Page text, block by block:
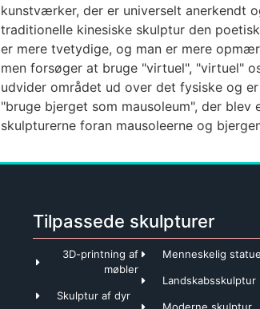
kunstværker, der er universelt anerkendt
traditionelle kinesiske skulptur den
er mere tvetydige, og man er mere
men forsøger at bruge "virtuel", "virtuel"
udvider området ud over det fysiske og
"bruge bjerget som mausoleum", der blev
skulpturerne foran mausoleerne og
Tilpassede skulpturer
3D-printning af
møbler
Skulptur af dyr
Menneskelig statue
Landskabsskulptur